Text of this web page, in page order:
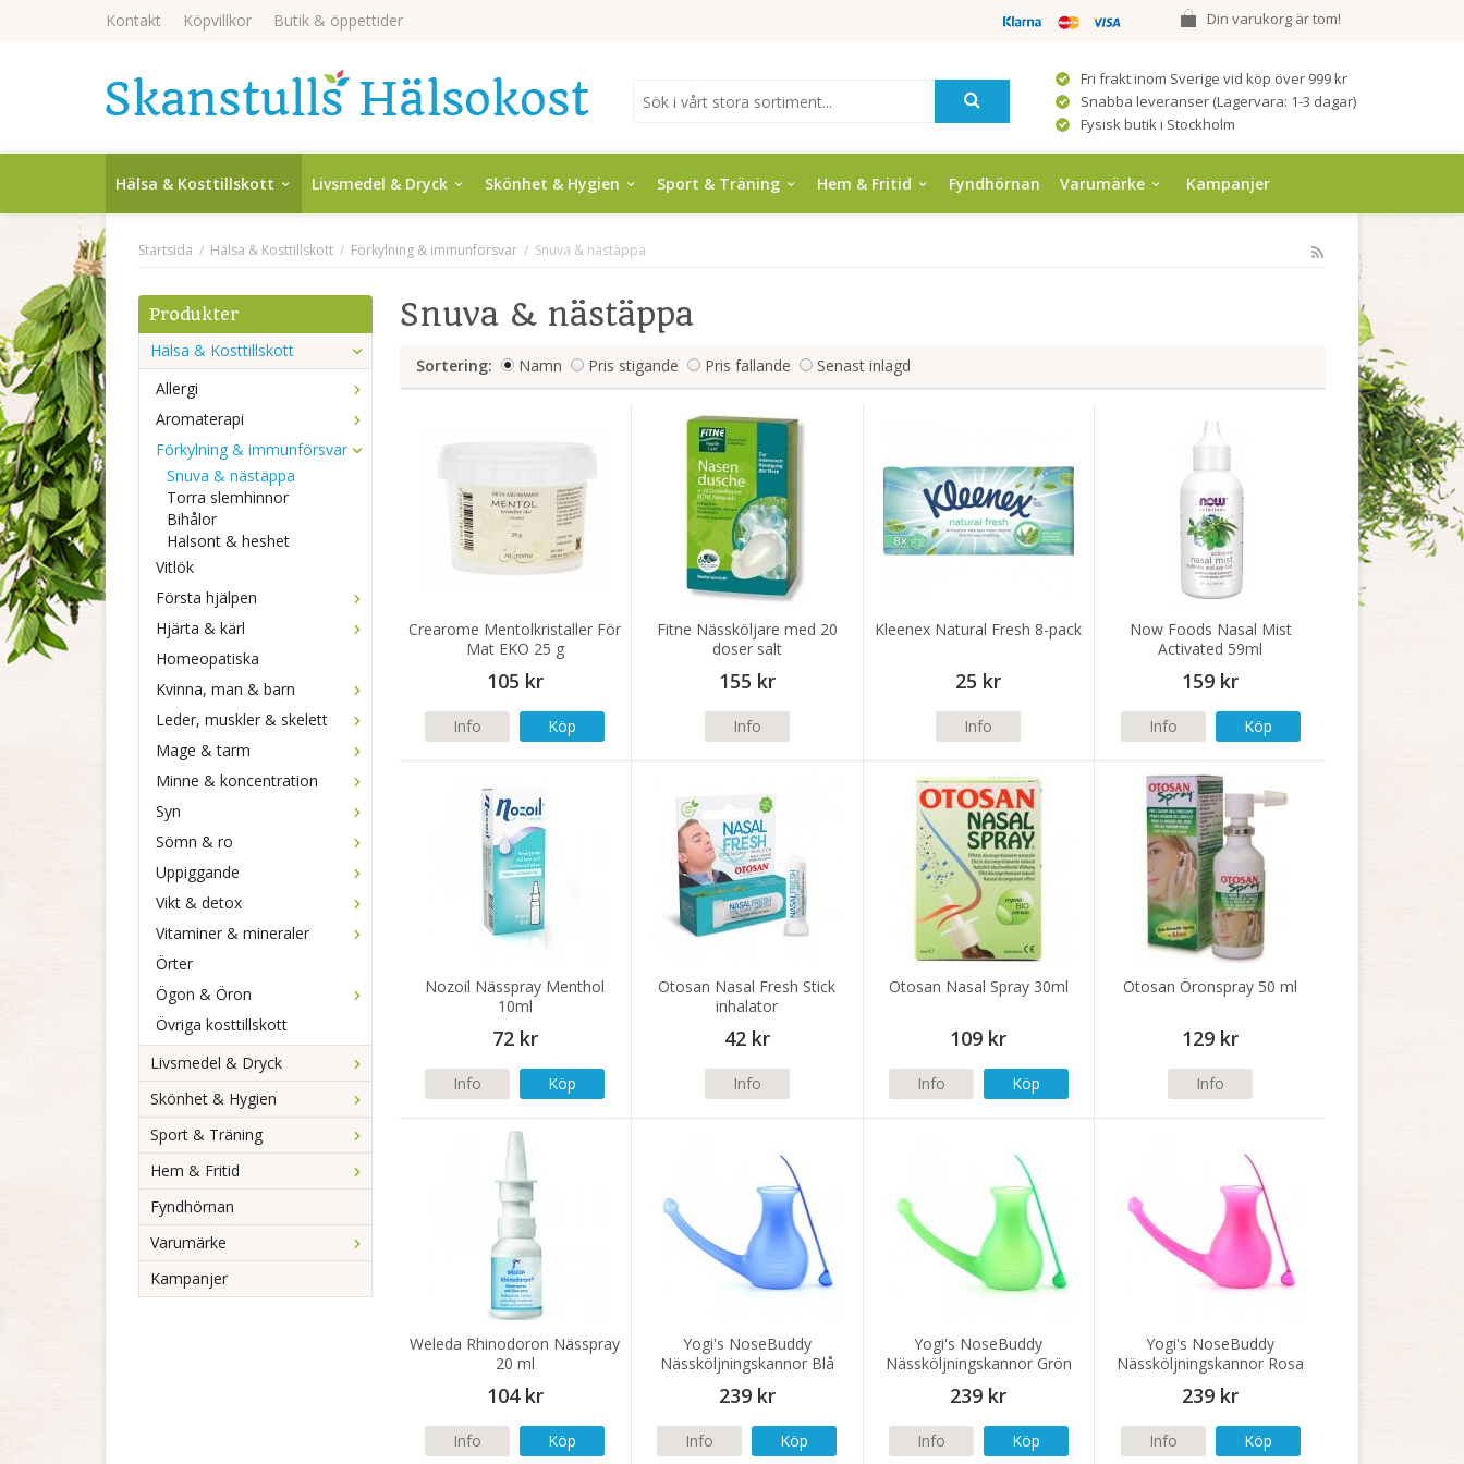
Kontakt Köpvillkor Butik & öppettider Din varukorg är tom!
Fri frakt inom Sverige vid köp över 999 kr
Snabba leveranser (Lagervara: 1-3 dagar)
Fysisk butik i Stockholm
Hälsa & Kosttillskott Livsmedel & Dryck Skönhet & Hygien Sport & Träning Hem & Fritid Fyndhörnan Varumärke Kampanjer
Startsida / Hälsa & Kosttillskott / Förkylning & immunförsvar / Snuva & nästäppa
Produkter
Hälsa & Kosttillskott
Allergi
Aromaterapi
Förkylning & immunförsvar
Snuva & nästäppa
Torra slemhinnor
Bihålor
Halsont & heshet
Vitlök
Första hjälpen
Hjärta & kärl
Homeopatiska
Kvinna, man & barn
Leder, muskler & skelett
Mage & tarm
Minne & koncentration
Syn
Sömn & ro
Uppiggande
Vikt & detox
Vitaminer & mineraler
Örter
Ögon & Öron
Övriga kosttillskott
Livsmedel & Dryck
Skönhet & Hygien
Sport & Träning
Hem & Fritid
Fyndhörnan
Varumärke
Kampanjer
Snuva & nästäppa
Sortering: Namn Pris stigande Pris fallande Senast inlagd
Crearome Mentolkristaller För
Mat EKO 25 g
105 kr
Info Köp
Fitne Nässköljare med 20
doser salt
155 kr
Info
Kleenex Natural Fresh 8-pack
25 kr
Info
Now Foods Nasal Mist
Activated 59ml
159 kr
Info Köp
Nozoil Nässpray Menthol
10ml
72 kr
Info Köp
Otosan Nasal Fresh Stick
inhalator
42 kr
Info
Otosan Nasal Spray 30ml
109 kr
Info Köp
Otosan Öronspray 50 ml
129 kr
Info
Weleda Rhinodoron Nässpray
20 ml
104 kr
Info Köp
Yogi's NoseBuddy
Nässköljningskannor Blå
239 kr
Info Köp
Yogi's NoseBuddy
Nässköljningskannor Grön
239 kr
Info Köp
Yogi's NoseBuddy
Nässköljningskannor Rosa
239 kr
Info Köp